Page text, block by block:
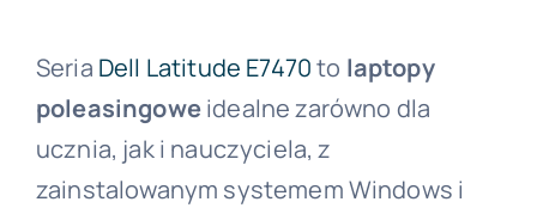
Seria Dell Latitude E7470to laptopy
poleasingoweidealne zarówno dla
ucznia, jak i nauczyciela, z
zainstalowanym systemem Windows i